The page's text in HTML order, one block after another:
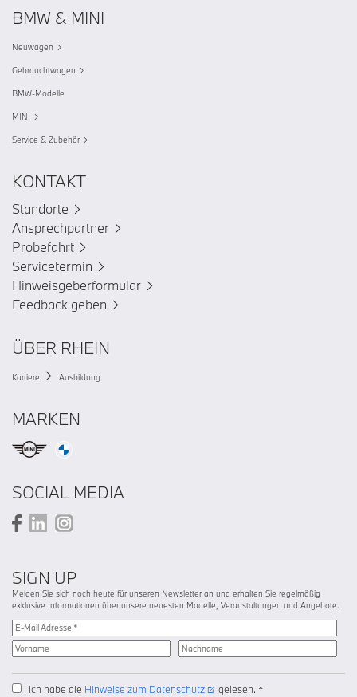
BMW & MINI
Neuwagen
Gebrauchtwagen
BMW-Modelle
MINI
Service & Zubehör
KONTAKT
Standorte
Ansprechpartner
Probefahrt
Servicetermin
Hinweisgeberformular
Feedback geben
ÜBER RHEIN
Karriere Ausbildung
MARKEN
SOCIAL MEDIA
SIGN UP
Melden Sie sich noch heute für unseren Newsletter an und erhalten Sie regelmäßig
exklusive Informationen über unsere neuesten Modelle, Veranstaltungen und Angebote.
Ich habe die Hinweise zum Datenschutz gelesen. *